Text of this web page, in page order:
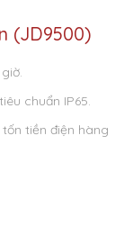
(JD9500)
chuẩn IP65.
tiền điện hàng